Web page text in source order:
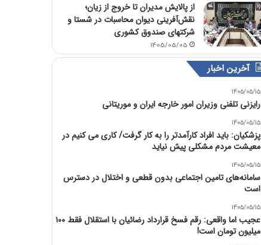
از پالایش مدیران تا خروج از زیان؛
نقش‌آفرینی دیوان محاسبات در شستا و
شرکتهای صندوق کشوری
1405/05/05
آخرین اخبار
1405/05/15
رایزنی تلفنی وزیران امور خارجه ایران و موریتانی
1405/05/15
پزشکیان: باید افراد کارآمدتر را به کار گرفت/ کاری می کنیم در
معیشت مردم مشکلی پیش نیاید
1405/05/15
سامانه‌های تامین اجتماعی بدون قطعی و اختلال در دسترس
است
1405/05/15
عجیب اما واقعی: رقم فسخ قرارداد رضائیان با استقلال فقط ۱۰۰
میلیون تومان است!